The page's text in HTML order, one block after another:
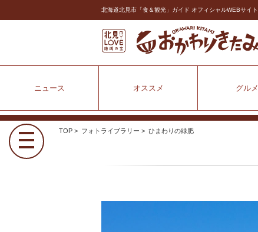
北海道北見市「食＆観光」ガイド オフィシャルWEBサイト
ニュース オススメ グルメ
TOP > フォトライブラリー > ひまわりの緑肥